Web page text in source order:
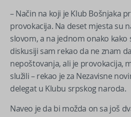
– Način na koji je Klub Bošnjaka
provokacija. Na deset mjesta su
slovom, a na jednom onako kako
diskusiji sam rekao da ne znam
nepoštovanja, ali je provokacija,
služili – rekao je za Nezavisne
delegat u Klubu srpskog naroda.
Naveo je da bi možda on sa još